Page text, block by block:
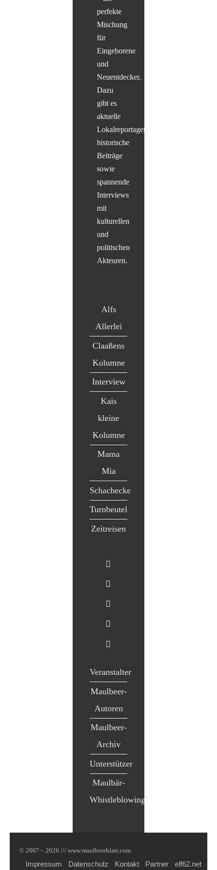
perfekte
Mischung
für
Eingeborene
und
Neuentdecker.
Dazu
gibt es
aktuelle
Lokalreportagen,
historische
Beiträge
sowie
spannende
Interviews
mit
kulturellen
und
politischen
Akteuren.
Alfs
Allerlei
Claaßens
Kolumne
Interview
Kais
kleine
Kolumne
Mama
Mia
Schachecke
Turnbeutel
Zeitreisen
Veranstalter
Maulbeer-
Autoren
Maulbeer-
Archiv
Unterstützer
Maulbär-
Whistleblowing
© 2007 – 2026 /// www.maulbeerblatt.com
Impressum Datenschutz Kontakt Partner elf62.net